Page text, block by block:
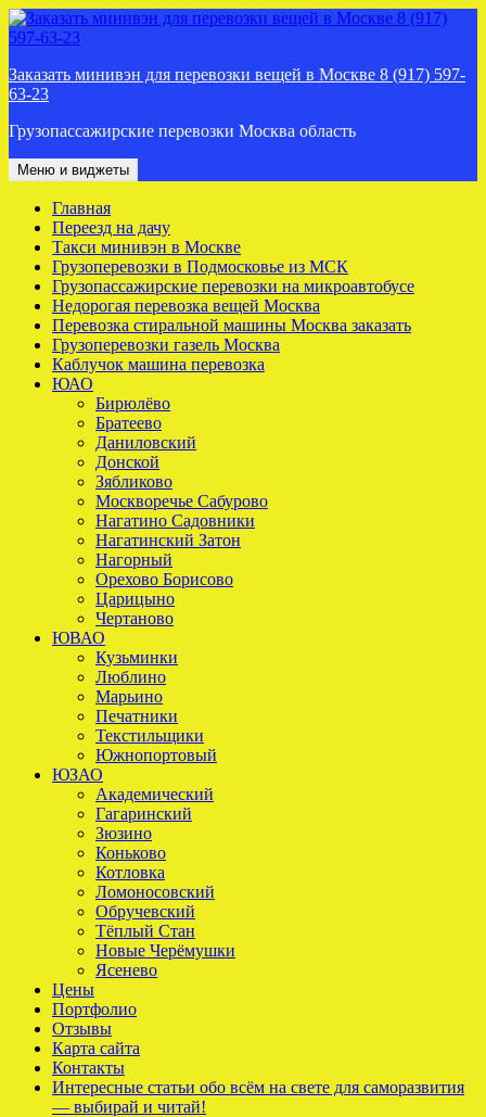
Перейти
к
Заказать минивэн для перевозки вещей в Москве 8 (917) 597-
63-23
Грузопассажирские перевозки Москва область
Меню и виджеты
Главная
Переезд на дачу
Такси минивэн в Москве
Грузоперевозки в Подмосковье из МСК
Грузопассажирские перевозки на микроавтобусе
Недорогая перевозка вещей Москва
Перевозка стиральной машины Москва заказать
Грузоперевозки газель Москва
Каблучок машина перевозка
ЮАО
Бирюлёво
Братеево
Даниловский
Донской
Зябликово
Москворечье Сабурово
Нагатино Садовники
Нагатинский Затон
Нагорный
Орехово Борисово
Царицыно
Чертаново
ЮВАО
Кузьминки
Люблино
Марьино
Печатники
Текстильщики
Южнопортовый
ЮЗАО
Академический
Гагаринский
Зюзино
Коньково
Котловка
Ломоносовский
Обручевский
Тёплый Стан
Новые Черёмушки
Ясенево
Цены
Портфолио
Отзывы
Карта сайта
Контакты
Интересные статьи обо всём на свете для саморазвития
— выбирай и читай!